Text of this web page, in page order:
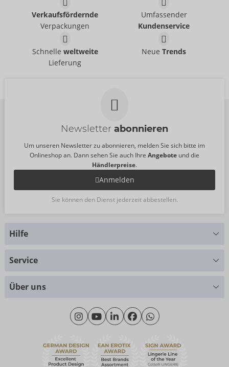
Pants
Svenjoyment- ORION Brand
Svenjoyment- ORION Brand
21336871711
44,95 €
String
- ORION Brand
Verkaufsfördernde
Verpackungen
Umfassender
Kundenservice
Schnelle weltweite
Lieferung
NeueTrends
Newsletter abonnieren
Um unseren Newsletter zu abonnieren, melden Sie sich bitte im
Onlineshop an. Dann sehen Sie auch Ihre Angebote und die
Händlerpreise.
Anmelden
Sie können den Dienst jederzeit abbestellen.
Hilfe
Montag - Donnerstag: 09:00 - 16:00 Uhr
Freitag: 09:00 - 15:00 Uhr
Kontakt
Häufige Fragen
Service
Über uns
Wir über uns
Nachhaltigkeit
eroFame